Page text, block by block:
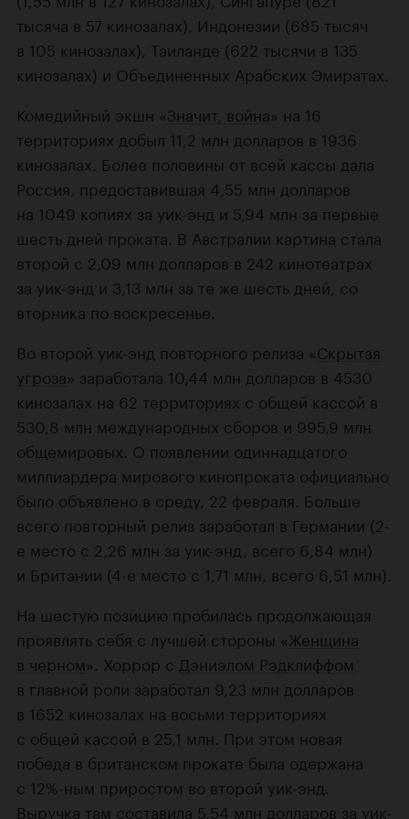
тысяча в 57 кинозалах), Индонезии (685 тысяч
в 105 кинозалах), Таиланде (622 тысячи в 135
кинозалах) и Объединенных Арабских Эмиратах.
Комедийный экшн «Значит, война» на 16
территориях добыл 11,2 млн долларов в 1936
кинозалах. Более половины от всей кассы дала
Россия, предоставившая 4,55 млн долларов
на 1049 копиях за уик-энд и 5,94 млн за первые
шесть дней проката. В Австралии картина стала
второй с 2,09 млн долларов в 242 кинотеатрах
за уик-энд и 3,13 млн за те же шесть дней, со
вторника по воскресенье.
Во второй уик-энд повторного релиза «Скрытая
угроза» заработала 10,44 млн долларов в 4530
кинозалах на 62 территориях с общей кассой в
530,8 млн международных сборов и 995,9 млн
общемировых. О появлении одиннадцатого
миллиардера мирового кинопроката официально
было объявлено в среду, 22 февраля. Больше
всего повторный релиз заработал в Германии (2-
е место с 2,26 млн за уик-энд, всего 6,84 млн)
и Британии (4-е место с 1,71 млн, всего 6,51 млн).
На шестую позицию пробилась продолжающая
проявлять себя с лучшей стороны «Женщина
в черном». Хоррор с Дэниэлом Рэдклиффом
в главной роли заработал 9,23 млн долларов
в 1652 кинозалах на восьми территориях
с общей кассой в 25,1 млн. При этом новая
победа в британском прокате была одержана
с 12%-ным приростом во второй уик-энд.
Выручка там составила 5,54 млн долларов за уик-